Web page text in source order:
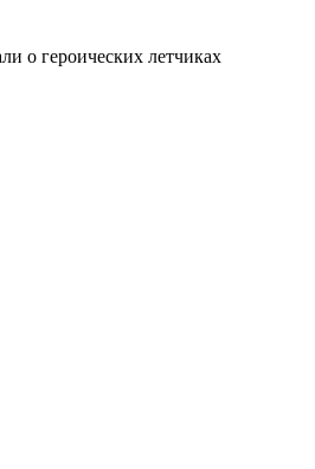
о героических летчиках